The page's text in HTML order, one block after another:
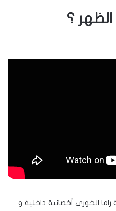
؟
الخوري أخصائية داخلية و